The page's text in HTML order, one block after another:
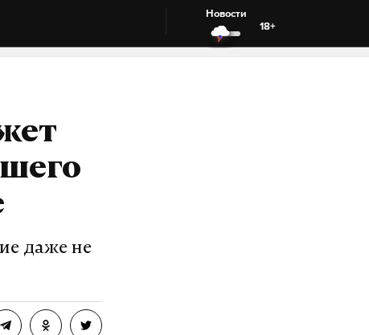
Новости
18+
даже не